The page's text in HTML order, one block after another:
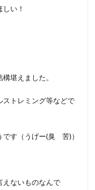
い！
堪えました。
ストレミング等などで
です（うげー(臭 苦)）
えないものなんで